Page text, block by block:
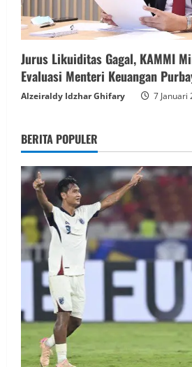
Jurus Likuiditas Gagal, KAMMI
Evaluasi Menteri Keuangan
Alzeiraldy Idzhar Ghifary 7 Januari
BERITA POPULER